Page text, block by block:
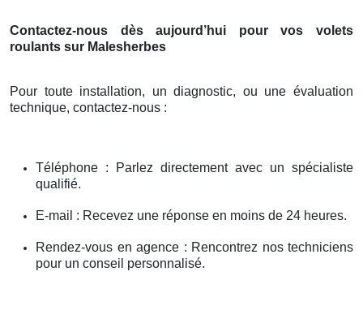
Contactez-nous dès aujourd’hui pour vos volets
roulants sur Malesherbes
Pour toute installation, un diagnostic, ou une évaluation
technique, contactez-nous :
Téléphone : Parlez directement avec un spécialiste
qualifié.
E-mail : Recevez une réponse en moins de 24 heures.
Rendez-vous en agence : Rencontrez nos techniciens
pour un conseil personnalisé.